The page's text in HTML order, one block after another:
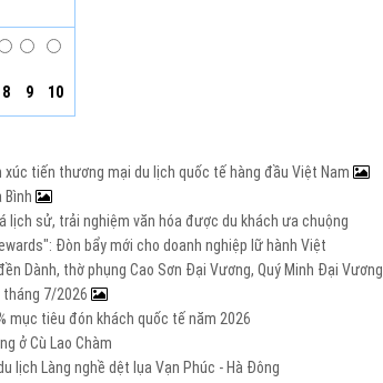
8 9 10
xúc tiến thương mại du lịch quốc tế hàng đầu Việt Nam
Bình
lịch sử, trải nghiệm văn hóa được du khách ưa chuộng
Đòn bẩy mới cho doanh nghiệp lữ hành Việt
Dành, thờ phụng Cao Sơn Đại Vương, Quý Minh Đại Vương
7/2026
mục tiêu đón khách quốc tế năm 2026
ở Cù Lao Chàm
lịch Làng nghề dệt lụa Vạn Phúc - Hà Đông